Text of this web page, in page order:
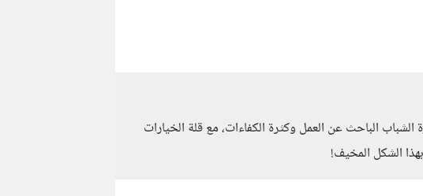
الباحث عن العمل وكثرة الكفاءات، مع قلة الخيارات
الشكل المخيف!